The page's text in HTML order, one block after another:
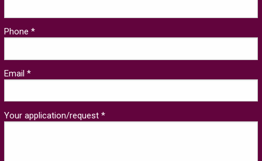
Phone *
Email *
Your application/request *